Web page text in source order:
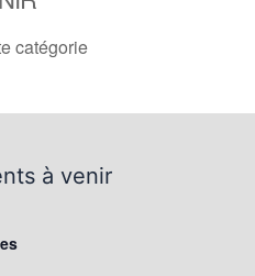
catégorie
à venir